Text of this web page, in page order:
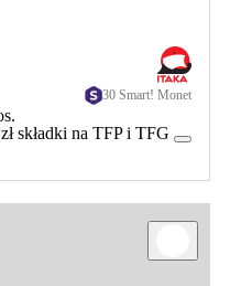
30 Smart! Monet
składki na TFP i TFG